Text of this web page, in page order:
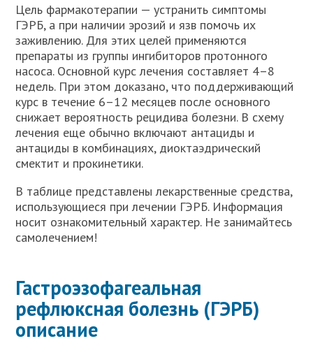
Цель фармакотерапии — устранить симптомы
ГЭРБ, а при наличии эрозий и язв помочь их
заживлению. Для этих целей применяются
препараты из группы ингибиторов протонного
насоса. Основной курс лечения составляет 4–8
недель. При этом доказано, что поддерживающий
курс в течение 6–12 месяцев после основного
снижает вероятность рецидива болезни. В схему
лечения еще обычно включают антациды и
антациды в комбинациях, диоктаэдрический
смектит и прокинетики.
В таблице представлены лекарственные средства,
использующиеся при лечении ГЭРБ. Информация
носит ознакомительный характер. Не занимайтесь
самолечением!
Гастроэзофагеальная
рефлюксная болезнь (ГЭРБ)
описание